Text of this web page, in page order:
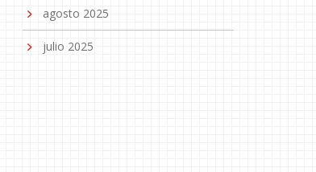
agosto 2025
julio 2025